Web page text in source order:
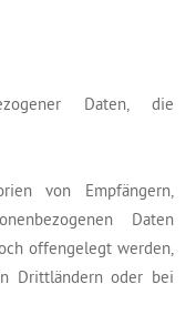
Daten, die
von Empfängern,
Daten
offengelegt werden,
Drittländern oder bei